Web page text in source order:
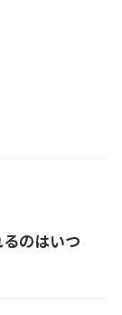
のはいつ